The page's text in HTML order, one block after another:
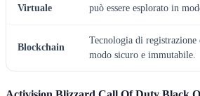
Virtuale
può essere esplorato in
Blockchain
Tecnologia di
modo sicuro e immutabile.